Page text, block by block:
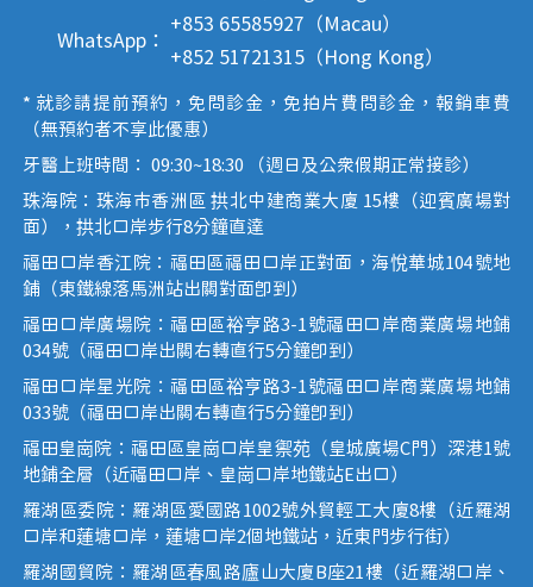
WhatsApp：
+853 65585927（Macau）
+852 51721315（Hong Kong）
* 就診請提前預約，免問診金，免拍片費問診金，報銷車費
（無預約者不享此優惠）
牙醫上班時間： 09:30~18:30 （週日及公眾假期正常接診）
珠海院：珠海市香洲區 拱北中建商業大廈 15樓（迎賓廣場對
面），拱北口岸步行8分鐘直達
福田口岸香江院：福田區福田口岸正對面，海悅華城104號地
鋪（東鐵線落馬洲站出關對面即到）
福田口岸廣場院：福田區裕亨路3-1號福田口岸商業廣場地鋪
034號（福田口岸出關右轉直行5分鐘即到）
福田口岸星光院：福田區裕亨路3-1號福田口岸商業廣場地鋪
033號（福田口岸出關右轉直行5分鐘即到）
福田皇崗院：福田區皇崗口岸皇禦苑（皇城廣場C門）深港1號
地鋪全層（近福田口岸、皇崗口岸地鐵站E出口）
羅湖區委院：羅湖區愛國路1002號外貿輕工大廈8樓（近羅湖
口岸和蓮塘口岸，蓮塘口岸2個地鐵站，近東門步行街）
羅湖國貿院：羅湖區春風路廬山大廈B座21樓（近羅湖口岸、